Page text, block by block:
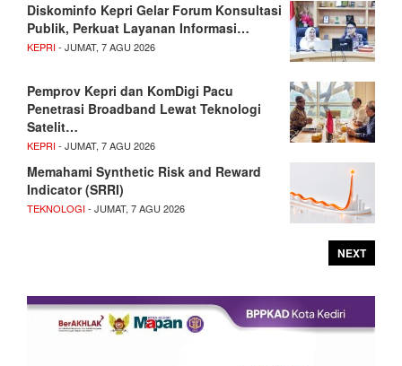
Diskominfo Kepri Gelar Forum Konsultasi
Publik, Perkuat Layanan Informasi…
KEPRI- JUMAT, 7 AGU 2026
Pemprov Kepri dan KomDigi Pacu
Penetrasi Broadband Lewat Teknologi
Satelit…
KEPRI- JUMAT, 7 AGU 2026
Memahami Synthetic Risk and Reward
Indicator (SRRI)
TEKNOLOGI- JUMAT, 7 AGU 2026
NEXT